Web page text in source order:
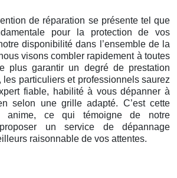
de réparation se présente tel que
pour la protection de vos
disponibilité dans l’ensemble de la
visons combler rapidement à toutes
plus garantir un degré de prestation
les particuliers et professionnels saurez
fiable, habilité à vous dépanner à
selon une grille adapté. C’est cette
anime, ce qui témoigne de notre
un service de dépannage
raisonnable de vos attentes.